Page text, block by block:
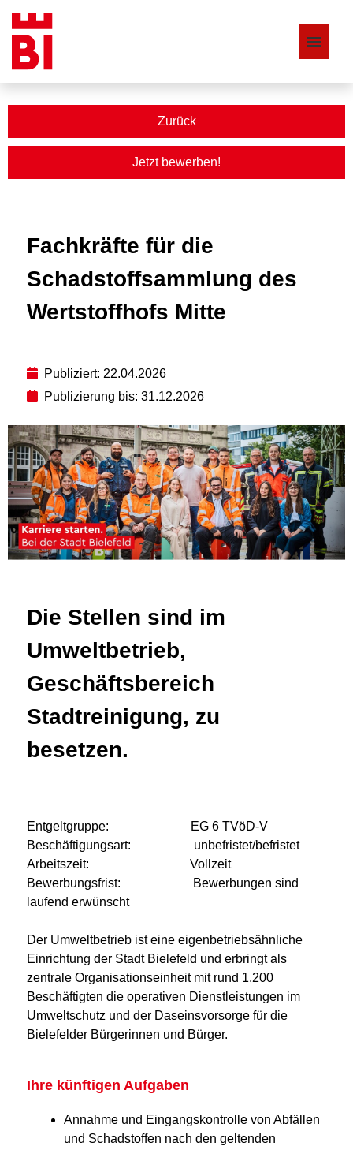
Stellenangebote
Zurück
Jetzt bewerben!
Fachkräfte für die
Schadstoffsammlung des
Wertstoffhofs Mitte
Publiziert: 22.04.2026
Publizierung bis: 31.12.2026
Die Stellen sind im
Umweltbetrieb,
Geschäftsbereich
Stadtreinigung, zu
besetzen.
Entgeltgruppe: EG 6 TVöD-V
Beschäftigungsart: unbefristet/befristet
Arbeitszeit: Vollzeit
Bewerbungsfrist: Bewerbungen sind
laufend erwünscht
Der Umweltbetrieb ist eine eigenbetriebsähnliche
Einrichtung der Stadt Bielefeld und erbringt als
zentrale Organisationseinheit mit rund 1.200
Beschäftigten die operativen Dienstleistungen im
Umweltschutz und der Daseinsvorsorge für die
Bielefelder Bürgerinnen und Bürger.
Ihre künftigen Aufgaben
Annahme und Eingangskontrolle von Abfällen
und Schadstoffen nach den geltenden